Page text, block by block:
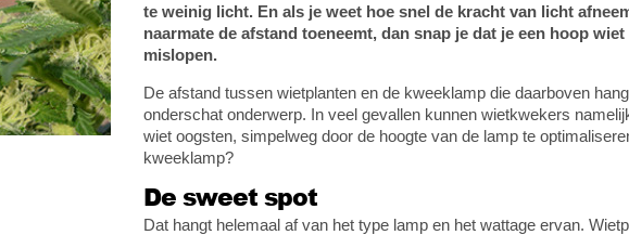
te weinig licht. En als je weet hoe snel de kracht van licht
naarmate de afstand toeneemt, dan snap je dat je een hoop
mislopen.
De afstand tussen wietplanten en de kweeklamp die daarboven
onderschat onderwerp. In veel gevallen kunnen wietkwekers
wiet oogsten, simpelweg door de hoogte van de lamp te
kweeklamp?
De sweet spot
Dat hangt helemaal af van het type lamp en het wattage ervan.